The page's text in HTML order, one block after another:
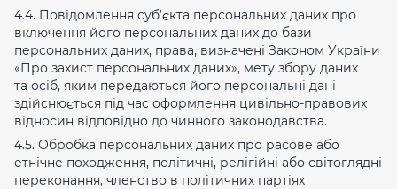
4.4. Повідомлення суб’єкта персональних даних про
включення його персональних даних до бази
персональних даних, права, визначені Законом України
«Про захист персональних даних», мету збору даних
та осіб, яким передаються його персональні дані
здійснюється під час оформлення цивільно-правових
відносин відповідно до чинного законодавства.
4.5. Обробка персональних даних про расове або
етнічне походження, політичні, релігійні або світоглядні
переконання, членство в політичних партіях